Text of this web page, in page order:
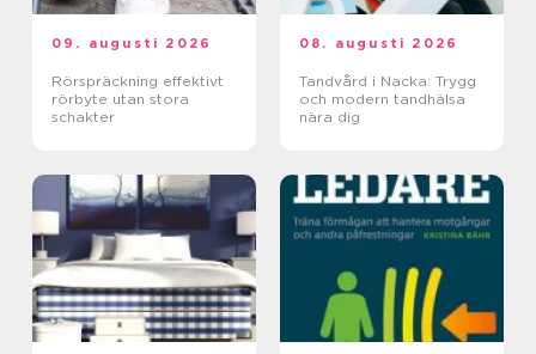
09. augusti 2026
Rörspräckning effektivt
rörbyte utan stora
schakter
08. augusti 2026
Tandvård i Nacka: Trygg
och modern tandhälsa
nära dig